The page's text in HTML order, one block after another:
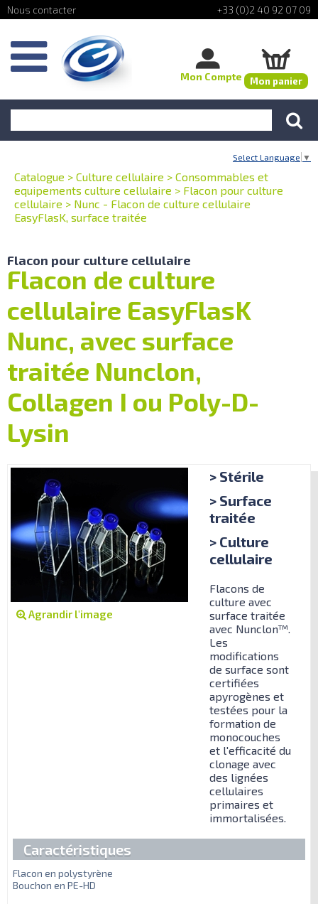
+33 (0)2 40 92 07 09
Mon Compte Mon panier
Select Language ▼
Catalogue > Culture cellulaire > Consommables et
equipements culture cellulaire > Flacon pour culture
cellulaire > Nunc - Flacon de culture cellulaire
EasyFlasK, surface traitée
Flacon pour culture cellulaire
Flacon de culture
cellulaire EasyFlasK
Nunc, avec surface
traitée Nunclon,
Collagen I ou Poly-D-
Lysin
Agrandir l'image
> Stérile
> Surface
traitée
> Culture
cellulaire
Flacons de
culture avec
surface traitée
avec Nunclon™.
Les
modifications
de surface sont
certifiées
apyrogènes et
testées pour la
formation de
monocouches
et l'efficacité du
clonage avec
des lignées
cellulaires
primaires et
immortalisées.
Caractéristiques
Flacon en polystyrène
Bouchon en PE-HD